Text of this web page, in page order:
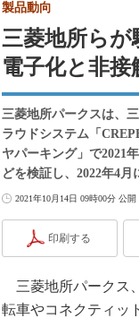
三菱地所ら
電子化と非接
製品動向
三菱地所パークスは、
ラウドシステム「
ヤパーキング」で2021
どを検証し、2022年4月
2021年10月14日 09時00分 公開
印刷する
三菱地所パークス
転車やコネクティッ